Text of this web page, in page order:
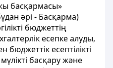
басқармасы»
әрі - Басқарма)
бюджеттің
есепке алуды,
бюджеттік есептілікті
басқару және